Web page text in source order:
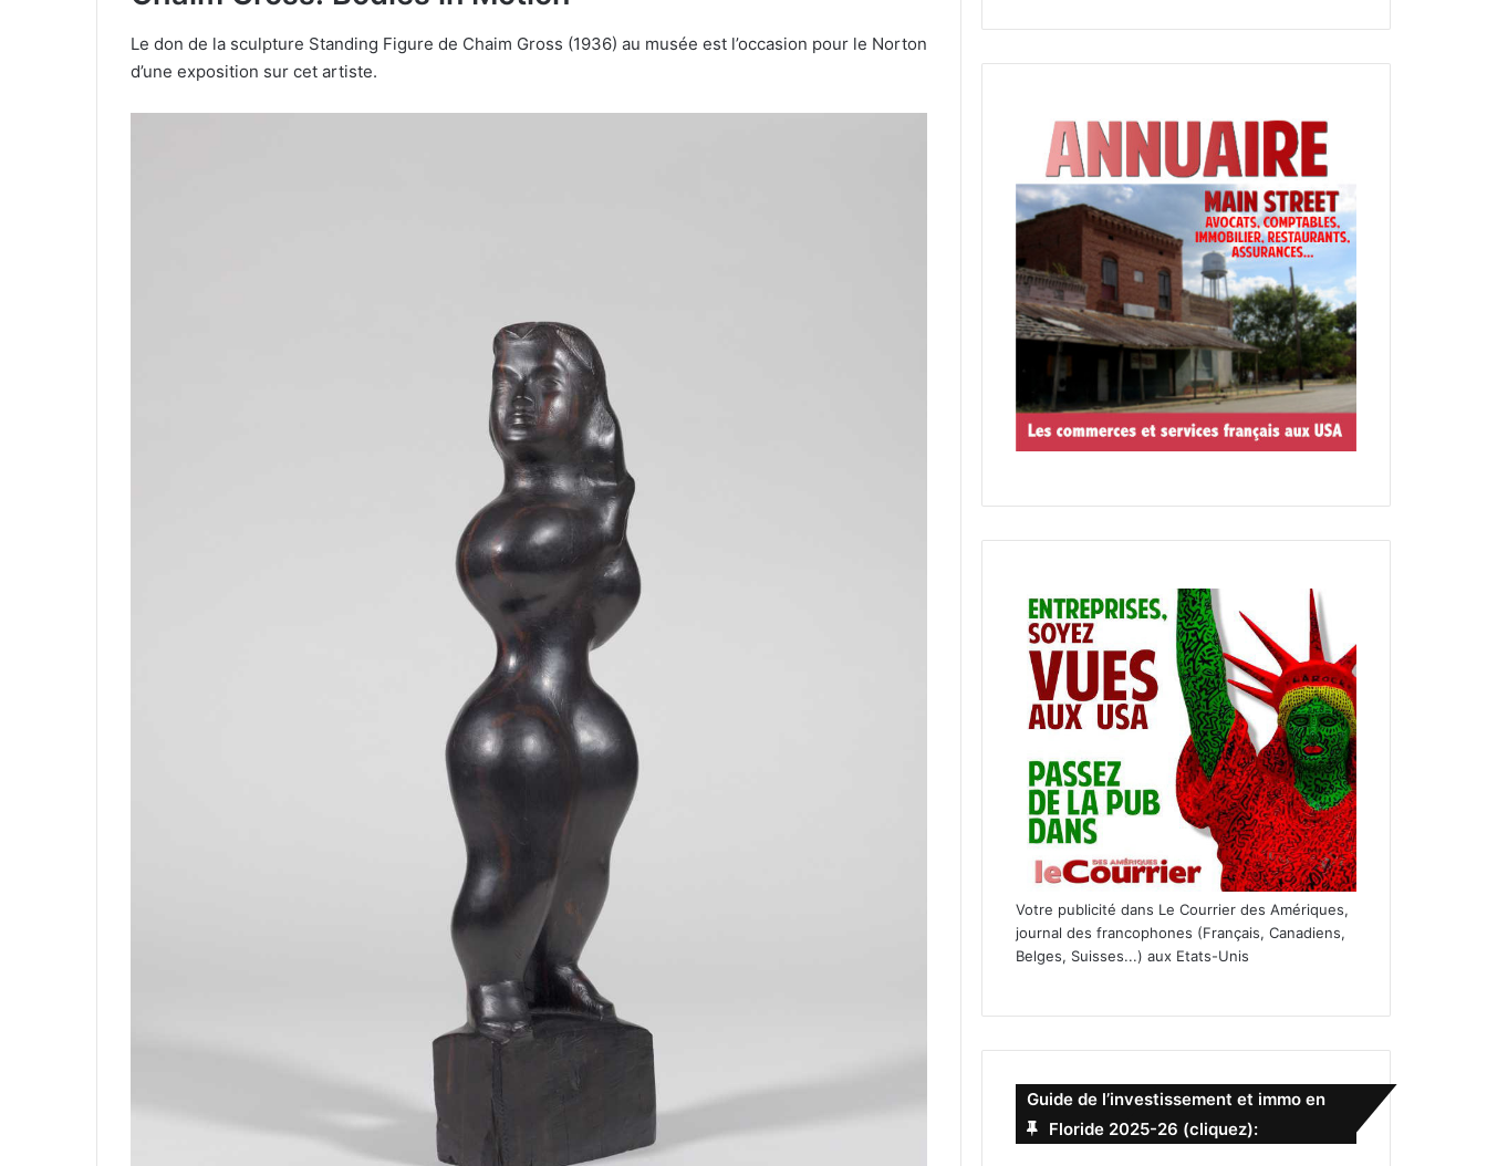
Le don de la sculpture Standing Figure de Chaim Gross (1936) au musée est l’occasion pour le Norton
d’une exposition sur cet artiste.
Votre publicité dans Le Courrier des Amériques,
journal des francophones (Français, Canadiens,
Belges, Suisses...) aux Etats-Unis
Guide de l’investissement et immo en
Floride 2025-26 (cliquez):